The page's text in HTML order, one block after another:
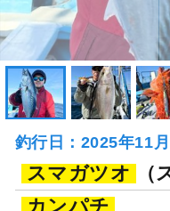
釣行日：2025年11
スマガツオ （